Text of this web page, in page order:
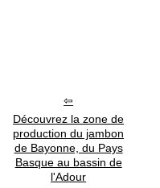
Découvrez la zone de
production du jambon
de Bayonne, du Pays
Basque au bassin de
l'Adour